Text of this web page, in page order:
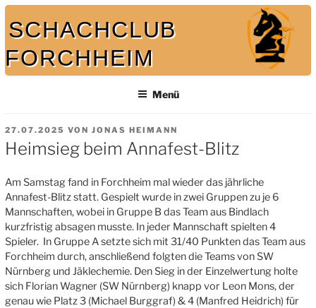
Zum
Inhalt
springen
SCHACHCLUB
FORCHHEIM
Menü
VERÖFFENTLICHT
AM
27.07.2025 VONJONAS HEIMANN
Heimsieg beim Annafest-Blitz
Am Samstag fand in Forchheim mal wieder das jährliche
Annafest-Blitz statt. Gespielt wurde in zwei Gruppen zu je 6
Mannschaften, wobei in Gruppe B das Team aus Bindlach
kurzfristig absagen musste. In jeder Mannschaft spielten 4
Spieler. In Gruppe A setzte sich mit 31/40 Punkten das Team aus
Forchheim durch, anschließend folgten die Teams von SW
Nürnberg und Jäklechemie. Den Sieg in der Einzelwertung holte
sich Florian Wagner (SW Nürnberg) knapp vor Leon Mons, der
genau wie Platz 3 (Michael Burggraf) & 4 (Manfred Heidrich) für